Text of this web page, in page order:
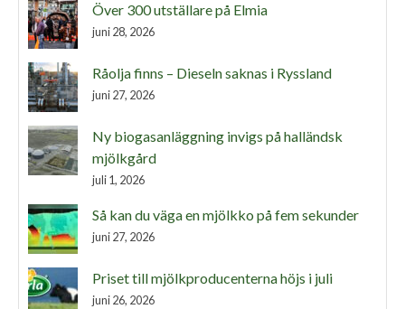
Över 300 utställare på Elmia
juni 28, 2026
Råolja finns – Dieseln saknas i Ryssland
juni 27, 2026
Ny biogasanläggning invigs på halländsk
mjölkgård
juli 1, 2026
Så kan du väga en mjölkko på fem sekunder
juni 27, 2026
Priset till mjölkproducenterna höjs i juli
juni 26, 2026